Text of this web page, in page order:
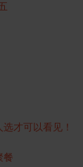
才可以看见！
餐